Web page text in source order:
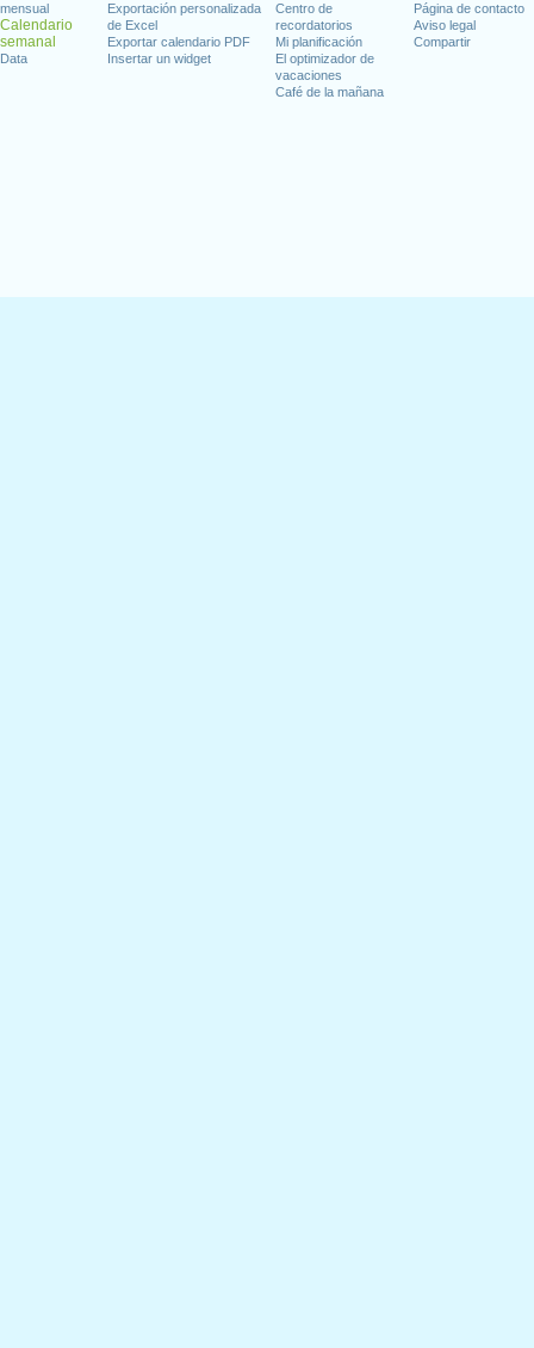
mensual
Calendario
semanal
Data
Exportación personalizada
de Excel
Exportar calendario PDF
Insertar un widget
Centro de
recordatorios
Mi planificación
El optimizador de
vacaciones
Café de la mañana
Página de contacto
Aviso legal
Compartir